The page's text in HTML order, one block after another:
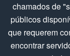
chamados de
públicos
que requerem
encontrar